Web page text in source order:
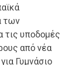
των
τις υποδομές
από νέα
Γυμνάσιο